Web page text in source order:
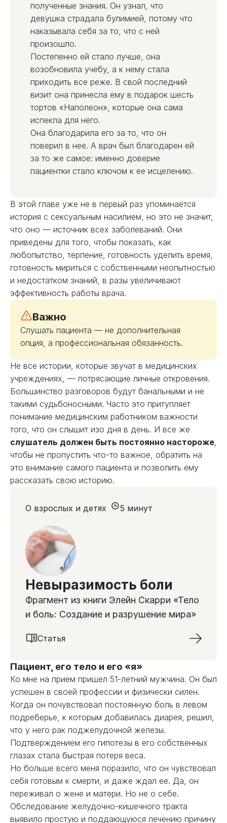
полученные знания. Он узнал, что
девушка страдала булимией, потому что
наказывала себя за то, что с ней
произошло.
Постепенно ей стало лучше, она
возобновила учебу, а к нему стала
приходить все реже. В свой последний
визит она принесла ему в подарок шесть
тортов «Наполеон», которые она сама
испекла для него.
Она благодарила его за то, что он
поверил в нее. А врач был благодарен ей
за то же самое: именно доверие
пациентки стало ключом к ее исцелению.
В этой главе уже не в первый раз упоминается
история с сексуальным насилием, но это не значит,
что оно — источник всех заболеваний. Они
приведены для того, чтобы показать, как
любопытство, терпение, готовность уделить время,
готовность мириться с собственными неопытностью
и недостатком знаний, в разы увеличивают
эффективность работы врача.
Важно
Слушать пациента — не дополнительная
опция, а профессиональная обязанность.
Не все истории, которые звучат в медицинских
учреждениях, — потрясающие личные откровения.
Большинство разговоров будут банальными и не
такими судьбоносными. Часто это притупляет
понимание медицинским работником важности
того, что он слышит изо дня в день. И все же
слушатель должен быть постоянно настороже,
чтобы не пропустить что-то важное, обратить на
это внимание самого пациента и позволить ему
рассказать свою историю.
Невыразимость боли
Фрагмент из книги Элейн Скарри «Тело
и боль: Создание и разрушение мира»
О взрослых и детях
Статья
5 минут
Пациент, его тело и его «я»
Ко мне на прием пришел 51-летний мужчина. Он был
успешен в своей профессии и физически силен.
Когда он почувствовал постоянную боль в левом
подреберье, к которым добавилась диарея, решил,
что у него рак поджелудочной железы.
Подтверждением его гипотезы в его собственных
глазах стала быстрая потеря веса.
Но больше всего меня поразило, что он чувствовал
себя готовым к смерти, и даже ждал ее. Да, он
переживал о жене и матери. Но не о себе.
Обследование желудочно-кишечного тракта
выявило простую и поддающуюся лечению причину